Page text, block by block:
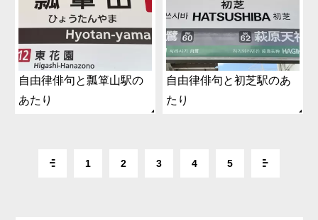
自由律俳句と瓢箪山駅の
あたり
自由律俳句と初芝駅のあ
たり
1 2 3 4 5